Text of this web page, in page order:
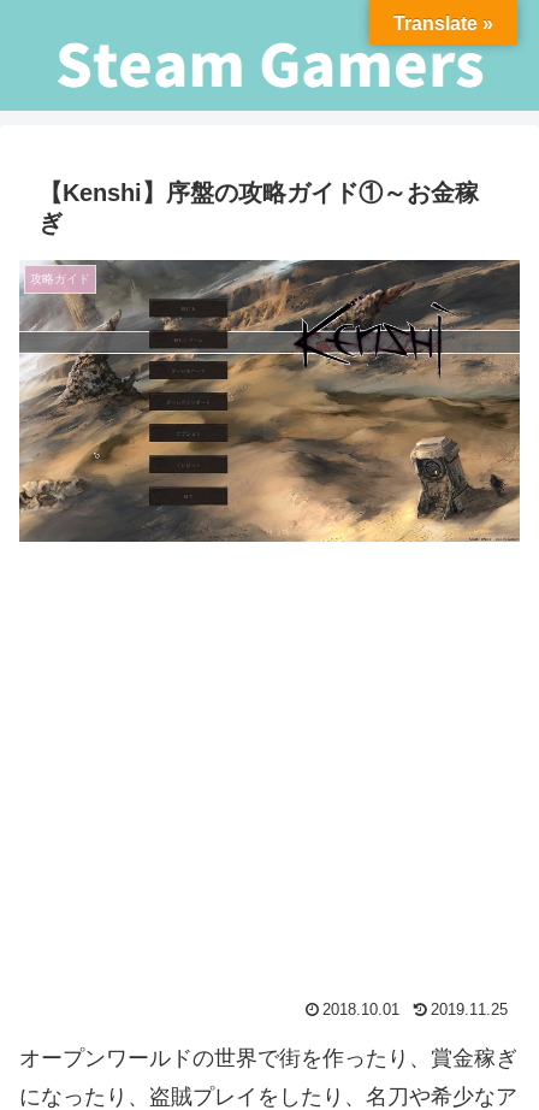
【Kenshi】序盤の攻略ガイド①～お金稼
ぎ
攻略ガイド
2018.10.01 2019.11.25
オープンワールドの世界で街を作ったり、賞金稼ぎ
になったり、盗賊プレイをしたり、名刀や希少なア
Translate »